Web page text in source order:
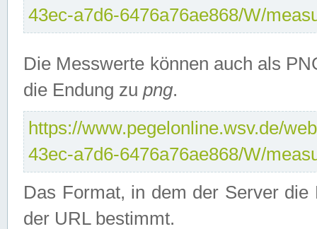
43ec-a7d6-6476a76ae868/W/
Die Messwerte können auch als
die Endung zu png.
https://www.pegelonline.wsv.de/
43ec-a7d6-6476a76ae868/W/
Das Format, in dem der Server
der URL bestimmt.